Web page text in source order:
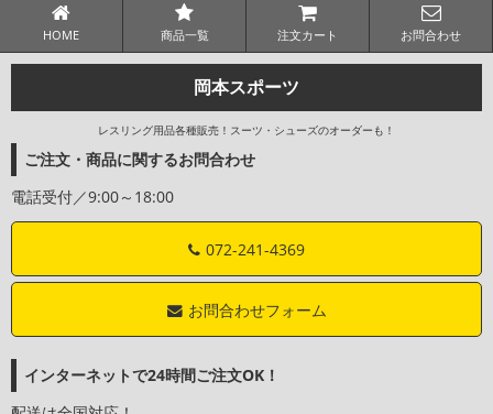
HOME 商品一覧 注文カート お問合わせ
岡本スポーツ
レスリング用品各種販売！スーツ・シューズのオーダーも！
ご注文・商品に関するお問合わせ
電話受付／9:00～18:00
072-241-4369
お問合わせフォーム
インターネットで24時間ご注文OK！